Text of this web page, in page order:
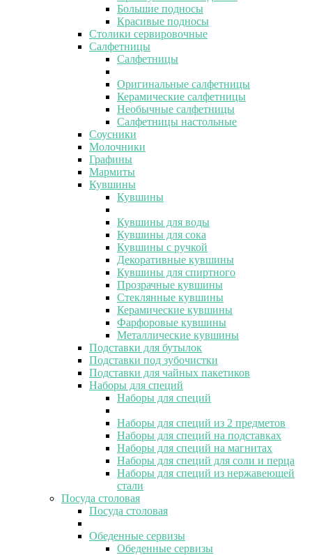
Большие подносы
Красивые подносы
Столики сервировочные
Салфетницы
Салфетницы
Оригинальные салфетницы
Керамические салфетницы
Необычные салфетницы
Салфетницы настольные
Соусники
Молочники
Графины
Мармиты
Кувшины
Кувшины
Кувшины для воды
Кувшины для сока
Кувшины с ручкой
Декоративные кувшины
Кувшины для спиртного
Прозрачные кувшины
Стеклянные кувшины
Керамические кувшины
Фарфоровые кувшины
Металлические кувшины
Подставки для бутылок
Подставки под зубочистки
Подставки для чайных пакетиков
Наборы для специй
Наборы для специй
Наборы для специй из 2 предметов
Наборы для специй на подставках
Наборы для специй на магнитах
Наборы для специй для соли и перца
Наборы для специй из нержавеющей
стали
Посуда столовая
Посуда столовая
Обеденные сервизы
Обеденные сервизы